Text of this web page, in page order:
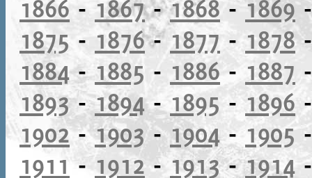
1866 - 1867-1868-1869
1875 - 1876-1877- 1878
1884-1885 - 1886- 1887
1893-1894-1895- 1896
1902-1903-1904- 1905
1911 -1912- 1913-1914